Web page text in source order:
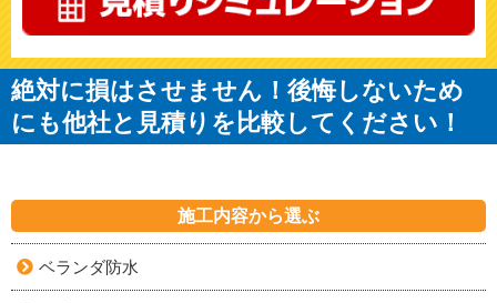
絶対に損はさせません！後悔しないため
にも他社と見積りを比較してください！
施工内容から選ぶ
ベランダ防水